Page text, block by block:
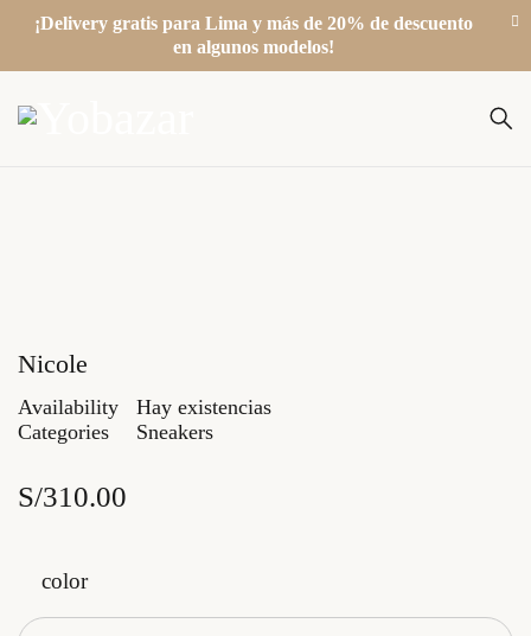
¡Delivery gratis para Lima y más de 20% de descuento
en algunos modelos!
Nicole
Availability
Hay existencias
Categories
Sneakers
S/310.00
color